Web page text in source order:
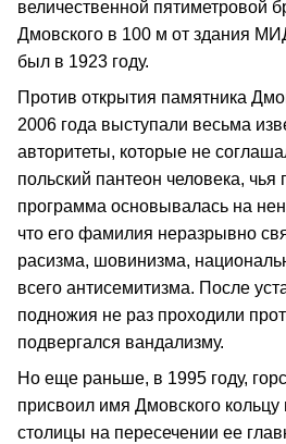
величественной пятиметровой
Дмовского в 100 м от здания
был в 1923 году.
Против открытия памятника
2006 года выступали весьма
авторитеты, которые не
польский пантеон человека, чья
программа основывалась на
что его фамилия неразрывно
расизма, шовинизма,
всего антисемитизма. После
подножия не раз проходили
подвергался вандализму.
Но еще раньше, в 1995 году,
присвоил имя Дмовского
столицы на пересечении ее